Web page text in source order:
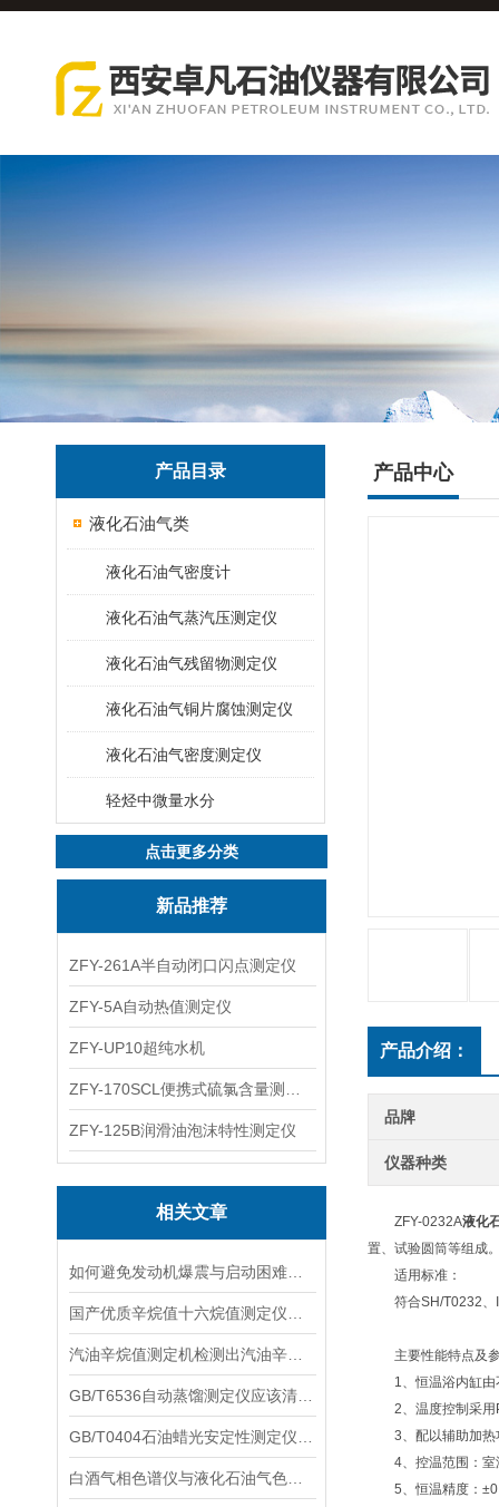
产品目录
液化石油气类
液化石油气密度计
液化石油气蒸汽压测定仪
液化石油气残留物测定仪
液化石油气铜片腐蚀测定仪
液化石油气密度测定仪
轻烃中微量水分
点击更多分类
新品推荐
ZFY-261A半自动闭口闪点测定仪
ZFY-5A自动热值测定仪
ZFY-UP10超纯水机
ZFY-125B润滑油泡沫特性测定仪
相关文章
产品中心
产品介绍：
品牌
仪器种类
ZFY-0232A液化
置、试验圆筒等组成
适用标准：
符合SH/T0232、
主要性能特点及
1、恒温浴内缸由
2、温度控制采用
3、配以辅助加热
4、控温范围：室
5、恒温精度：